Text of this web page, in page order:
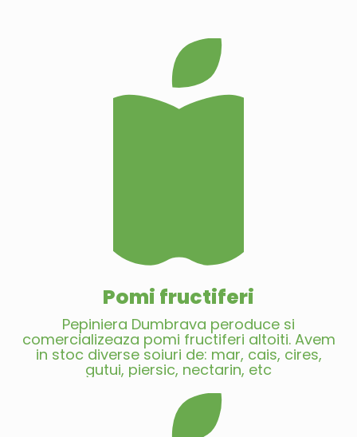
Pomi fructiferi
Pepiniera Dumbrava peroduce si
comercializeaza pomi fructiferi altoiti. Avem
in stoc diverse soiuri de: mar, cais, cires,
gutui, piersic, nectarin, etc